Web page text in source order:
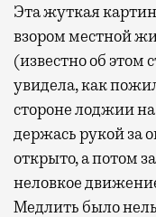
Эта жуткая
взором местной
(известно об этом
увидела, как
стороне лоджии
держась рукой за
открыто, а потом
неловкое
Медлить было